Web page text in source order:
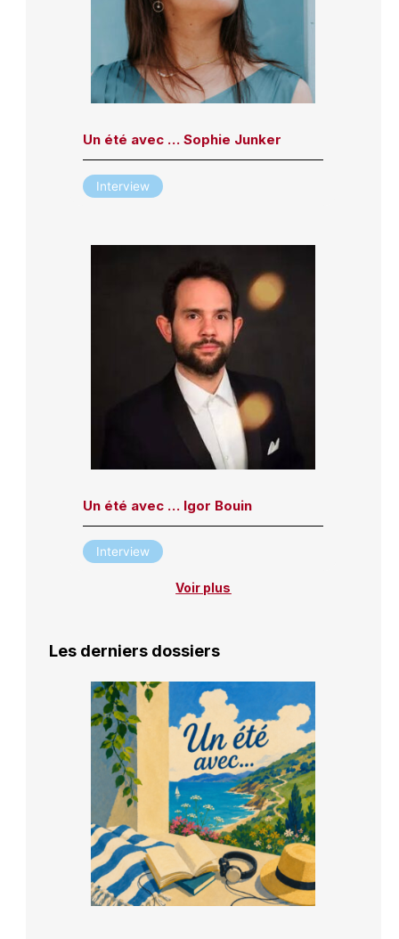
Un été avec … Sophie Junker
Interview
Un été avec … Igor Bouin
Interview
Voir plus
Les derniers dossiers